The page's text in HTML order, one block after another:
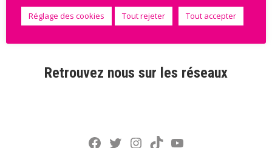
Retrouvez nous sur les réseaux
Facebook
Twitter
Instagram
TikTokYouTube
Réglage des cookies Tout rejeter Tout accepter